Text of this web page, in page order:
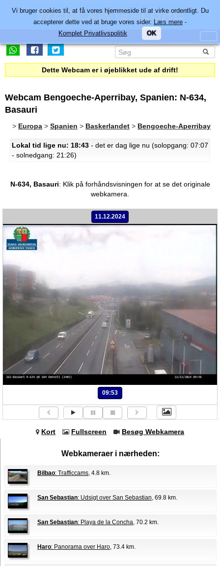
Dette Webcam er i øjeblikket ude af drift!
Webcam Bengoeche-Aperribay, Spanien: N-634,
Basauri
> Europa > Spanien > Baskerlandet > Bengoeche-Aperribay
Lokal tid lige nu: 18:43 - det er dag lige nu (solopgang: 07:07
- solnedgang: 21:26)
N-634, Basauri: Klik på forhåndsvisningen for at se det originale
webkamera.
11.12.2024
09:53
Kort Fullscreen Besøg Webkamera
Webkameraer i nærheden:
Bilbao: Trafficcams, 4.8 km.
San Sebastian: Udsigt over San Sebastian, 69.8 km.
San Sebastian: Playa de la Concha, 70.2 km.
Haro: Panorama over Haro, 73.4 km.
Vi bruger cookies til, at få vores hjemmeside til at virke ordentligt. Du
accepterer dette ved at bruge vores sider. Læs mere -
Komplet Privatlivspolitik
OK